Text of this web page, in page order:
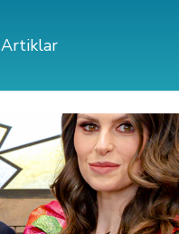
Artiklar